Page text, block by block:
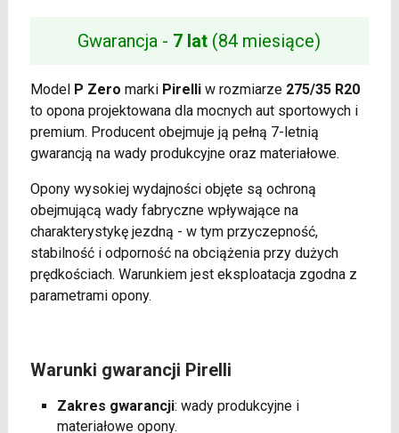
Gwarancja - 7 lat (84 miesiące)
Model P Zero marki Pirelliw rozmiarze 275/35 R20
to opona projektowana dla mocnych aut sportowych i
premium. Producent obejmuje ją pełną 7-letnią
gwarancją na wady produkcyjne oraz materiałowe.
Opony wysokiej wydajności objęte są ochroną
obejmującą wady fabryczne wpływające na
charakterystykę jezdną - w tym przyczepność,
stabilność i odporność na obciążenia przy dużych
prędkościach. Warunkiem jest eksploatacja zgodna z
parametrami opony.
Warunki gwarancji Pirelli
Zakres gwarancji: wady produkcyjne i
materiałowe opony.